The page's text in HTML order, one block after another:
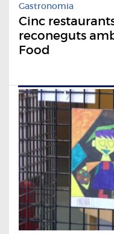
Gastronomia
Cinc
reconeguts
Food